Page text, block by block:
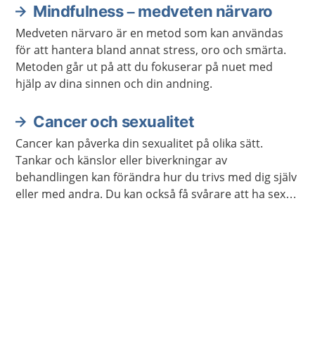
Mindfulness – medveten närvaro
Medveten närvaro är en metod som kan användas
för att hantera bland annat stress, oro och smärta.
Metoden går ut på att du fokuserar på nuet med
hjälp av dina sinnen och din andning.
Cancer och sexualitet
Cancer kan påverka din sexualitet på olika sätt.
Tankar och känslor eller biverkningar av
behandlingen kan förändra hur du trivs med dig själv
eller med andra. Du kan också få svårare att ha sex